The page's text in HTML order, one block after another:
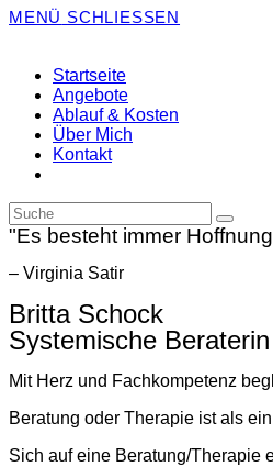
website
MENÜ SCHLIESSEN
Startseite
Angebote
Ablauf & Kosten
Über Mich
Kontakt
"Es besteht immer
– Virginia Satir
Britta Schock
Systemische
Mit Herz und Fachkompetenz
Beratung oder Therapie ist als
Sich auf eine Beratung/Therapie